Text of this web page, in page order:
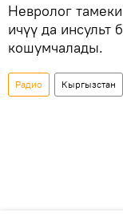
Невролог
ичүү да инсульт
кошумчалады.
Радио Кыргызстан